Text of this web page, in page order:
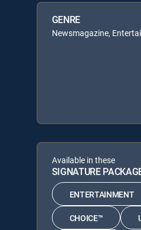
GENRE
Newsmagazine,
Available in these
SIGNATURE
ENTERTAINMENT
CHOICE™